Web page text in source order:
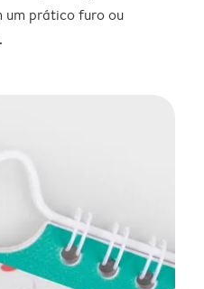
um prático furo ou